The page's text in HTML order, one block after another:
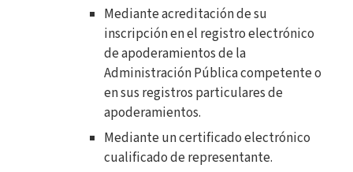
Mediante acreditación de su
inscripción en el registro electrónico
de apoderamientos de la
Administración Pública competente o
en sus registros particulares de
apoderamientos.
Mediante un certificado electrónico
cualificado de representante.